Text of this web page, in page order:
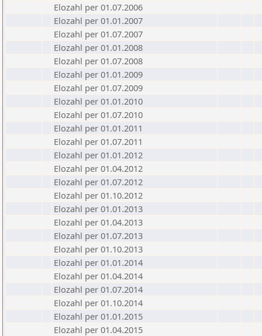
Elozahl per 01.07.2006
Elozahl per 01.01.2007
Elozahl per 01.07.2007
Elozahl per 01.01.2008
Elozahl per 01.07.2008
Elozahl per 01.01.2009
Elozahl per 01.07.2009
Elozahl per 01.01.2010
Elozahl per 01.07.2010
Elozahl per 01.01.2011
Elozahl per 01.07.2011
Elozahl per 01.01.2012
Elozahl per 01.04.2012
Elozahl per 01.07.2012
Elozahl per 01.10.2012
Elozahl per 01.01.2013
Elozahl per 01.04.2013
Elozahl per 01.07.2013
Elozahl per 01.10.2013
Elozahl per 01.01.2014
Elozahl per 01.04.2014
Elozahl per 01.07.2014
Elozahl per 01.10.2014
Elozahl per 01.01.2015
Elozahl per 01.04.2015